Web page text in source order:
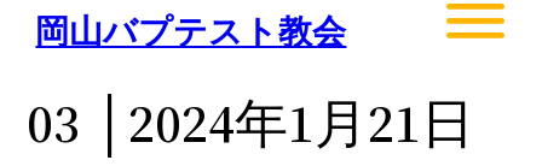
岡山バプテスト教会
03 │2024年1月21日